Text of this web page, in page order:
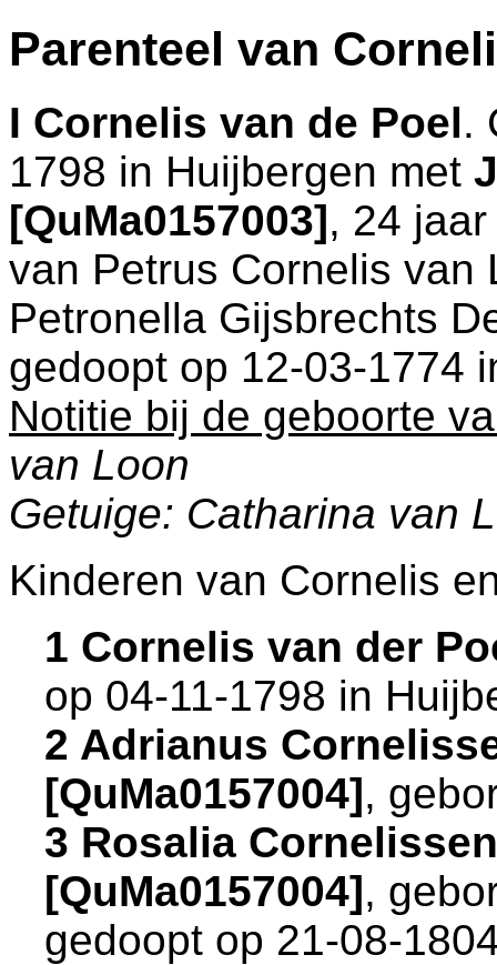
Parenteel van
I Cornelis van de Poel.
1798 in Huijbergen met
[QuMa0157003], 24
van Petrus Cornelis van
Petronella Gijsbrechts
gedoopt op 12-03-1774
Notitie bij de geboorte
van Loon
Getuige: Catharina van
Kinderen van Cornelis
1 Cornelis van der
op 04-11-1798 in
2 Adrianus
[QuMa0157004],
3 Rosalia
[QuMa0157004],
gedoopt op 21-08-